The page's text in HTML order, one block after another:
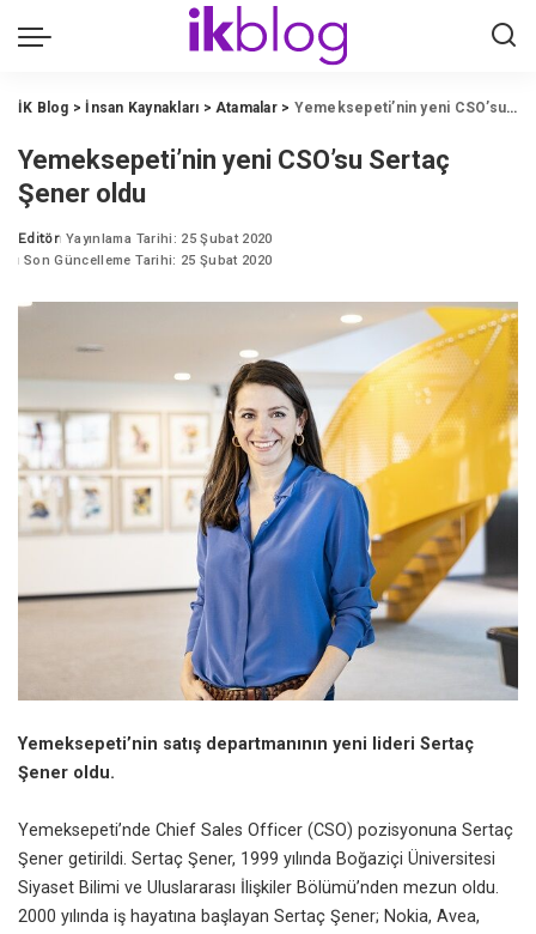
İK Blog > İnsan Kaynakları > Atamalar> Yemeksepeti’nin yeni CSO’su Sertaç Şener oldu
Yemeksepeti’nin yeni CSO’su Sertaç
Şener oldu
Posted
by
Editör Yayınlama Tarihi: 25 Şubat 2020
Son Güncelleme Tarihi: 25 Şubat 2020
Yemeksepeti’nin satış departmanının yeni lideri Sertaç
Şener oldu.
Yemeksepeti’nde Chief Sales Officer (CSO) pozisyonuna Sertaç
Şener getirildi. Sertaç Şener, 1999 yılında Boğaziçi Üniversitesi
Siyaset Bilimi ve Uluslararası İlişkiler Bölümü’nden mezun oldu.
2000 yılında iş hayatına başlayan Sertaç Şener; Nokia, Avea,